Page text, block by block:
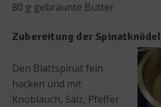
80 g gebräunte Butter
Zubereitung der Spinatknödel
Den Blattspinat fein
hacken und mit
Knoblauch, Salz, Pfeffer